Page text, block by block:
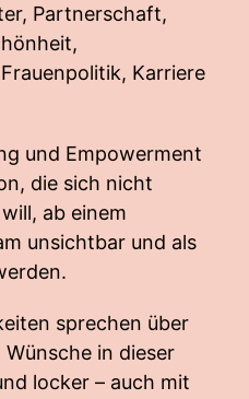
Partnerschaft,
Karriere
und Empowerment
die sich nicht
ab einem
unsichtbar und als
sprechen über
in dieser
locker – auch mit